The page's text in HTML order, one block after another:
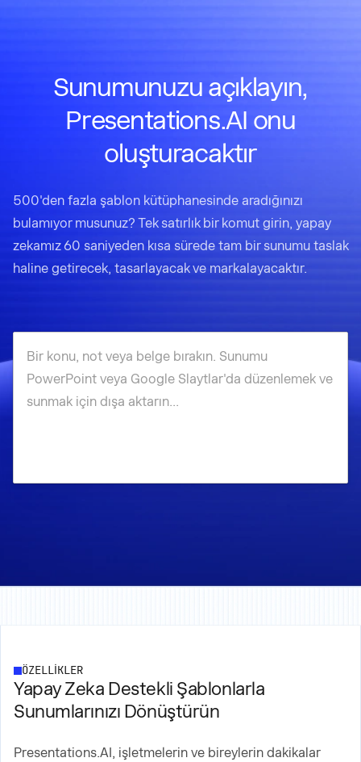
Sunumunuzu açıklayın,
Presentations.AI onu
oluşturacaktır
500'den fazla şablon kütüphanesinde aradığınızı
bulamıyor musunuz? Tek satırlık bir komut girin, yapay
zekamız 60 saniyeden kısa sürede tam bir sunumu taslak
haline getirecek, tasarlayacak ve markalayacaktır.
ÖZELLİKLER
Yapay Zeka Destekli Şablonlarla
Sunumlarınızı Dönüştürün
Presentations.AI, işletmelerin ve bireylerin dakikalar